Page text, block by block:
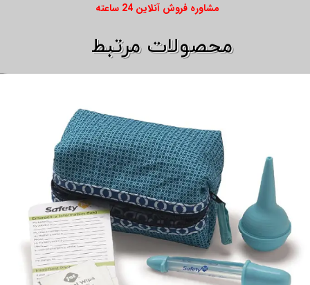
​​مشاوره فروش آنلاین 24 ساعته
​​محصولات مرتبط